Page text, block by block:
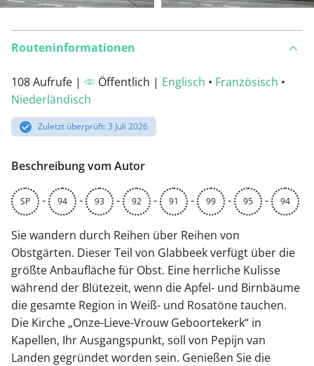
Routeninformationen
108 Aufrufe | Öffentlich | Englisch • Französisch •
Niederländisch
Zuletzt überprüft: 3 Juli 2026
Beschreibung vom Autor
SP - 94 - 93 - 92 - 91 - 99 - 95 - 94
Sie wandern durch Reihen über Reihen von
Obstgärten. Dieser Teil von Glabbeek verfügt über die
größte Anbaufläche für Obst. Eine herrliche Kulisse
während der Blütezeit, wenn die Apfel- und Birnbäume
die gesamte Region in Weiß- und Rosatöne tauchen.
Die Kirche „Onze-Lieve-Vrouw Geboortekerk“ in
Kapellen, Ihr Ausgangspunkt, soll von Pepijn van
Landen gegründet worden sein. Genießen Sie die